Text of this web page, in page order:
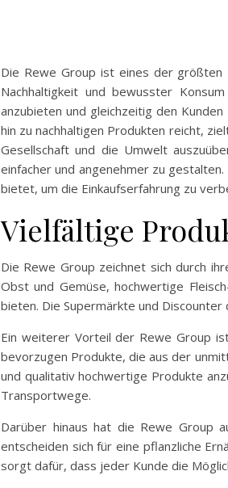
Die Rewe Group ist eines der größten
Nachhaltigkeit und bewusster
anzubieten und gleichzeitig den
hin zu nachhaltigen Produkten reicht,
Gesellschaft und die Umwelt
einfacher und angenehmer zu
bietet, um die Einkaufserfahrung zu
Vielfältige
Die Rewe Group zeichnet sich durch
Obst und Gemüse, hochwertige
bieten. Die Supermärkte und
Ein weiterer Vorteil der Rewe Group
bevorzugen Produkte, die aus der
und qualitativ hochwertige Produkte
Transportwege.
Darüber hinaus hat die Rewe Group
entscheiden sich für eine pflanzliche
sorgt dafür, dass jeder Kunde die